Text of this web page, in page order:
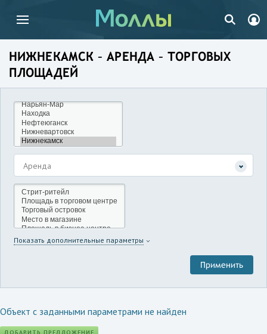
НИЖНЕКАМСК – АРЕНДА – ТОРГОВЫХ
ПЛОЩАДЕЙ
Аренда
Показать дополнительные параметры
Объект с заданными параметрами не найден